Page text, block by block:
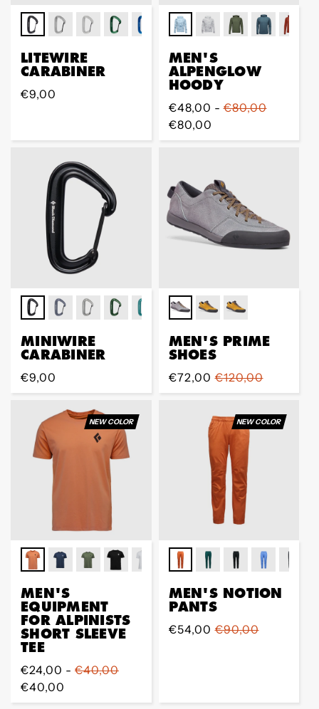
LITEWIRE
CARABINER
Regular
€9,00
MEN'S
ALPENGLOW
HOODY
Regular
Preis
€48,00 -€80,00
€80,00
MINIWIRE
CARABINER
Regular
Preis
€9,00
MEN'S PRIME
SHOES
Sale
Preis
€72,00
Regular
Preis
€120,00
NEW COLOR
MEN'S
EQUIPMENT
FOR ALPINISTS
SHORT SLEEVE
TEE
Regular
Preis
€24,00 - €40,00
€40,00
NEW COLOR
MEN'S NOTION
PANTS
Sale
€54,00
Regular€90,00